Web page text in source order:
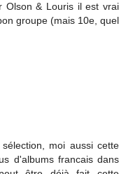
Olson & Louris il est vrai
groupe (mais 10e, quel
moi aussi cette
d'albums francais dans